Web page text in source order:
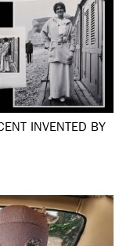
INVENTED BY